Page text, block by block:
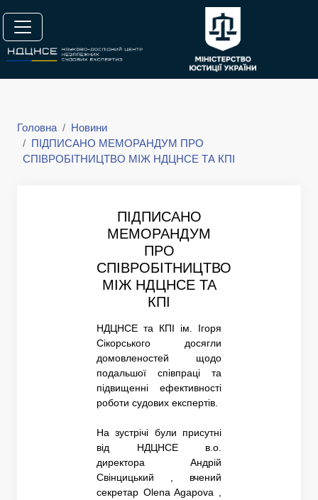
Головна
Новини
ПІДПИСАНО МЕМОРАНДУМ ПРО
СПІВРОБІТНИЦТВО МІЖ НДЦНСЕ ТА КПІ
ПІДПИСАНО
МЕМОРАНДУМ
ПРО
СПІВРОБІТНИЦТВО
МІЖ НДЦНСЕ ТА
КПІ
НДЦНСЕ та КПІ ім. Ігоря
Сікорського досягли
домовленостей щодо
подальшої співпраці та
підвищенні ефективності
роботи судових експертів.
На зустрічі були присутні
від НДЦНСЕ в.о.
директора Андрій
Свінцицький , вчений
секретар Olena Agapova ,